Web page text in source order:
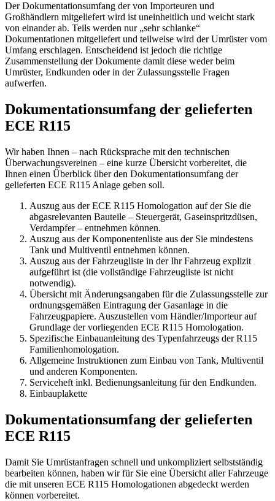
Der Dokumentationsumfang der von Importeuren und
Großhändlern mitgeliefert wird ist uneinheitlich und weicht stark
von einander ab. Teils werden nur „sehr schlanke“
Dokumentationen mitgeliefert und teilweise wird der Umrüster vom
Umfang erschlagen. Entscheidend ist jedoch die richtige
Zusammenstellung der Dokumente damit diese weder beim
Umrüster, Endkunden oder in der Zulassungsstelle Fragen
aufwerfen.
Dokumentationsumfang der gelieferten
ECE R115
Wir haben Ihnen – nach Rücksprache mit den technischen
Überwachungsvereinen – eine kurze Übersicht vorbereitet, die
Ihnen einen Überblick über den Dokumentationsumfang der
gelieferten ECE R115 Anlage geben soll.
Auszug aus der ECE R115 Homologation auf der Sie die
abgasrelevanten Bauteile – Steuergerät, Gaseinspritzdüsen,
Verdampfer – entnehmen können.
Auszug aus der Komponentenliste aus der Sie mindestens
Tank und Multiventil entnehmen können.
Auszug aus der Fahrzeugliste in der Ihr Fahrzeug explizit
aufgeführt ist (die vollständige Fahrzeugliste ist nicht
notwendig).
Übersicht mit Änderungsangaben für die Zulassungsstelle zur
ordnungsgemäßen Eintragung der Gasanlage in die
Fahrzeugpapiere. Auszustellen vom Händler/Importeur auf
Grundlage der vorliegenden ECE R115 Homologation.
Spezifische Einbauanleitung des Typenfahrzeugs der R115
Familienhomologation.
Allgemeine Instruktionen zum Einbau von Tank, Multiventil
und anderen Komponenten.
Serviceheft inkl. Bedienungsanleitung für den Endkunden.
Einbauplakette
Dokumentationsumfang der gelieferten
ECE R115
Damit Sie Umrüstanfragen schnell und unkompliziert selbstständig
bearbeiten können, haben wir für Sie eine Übersicht aller Fahrzeuge
die mit unseren ECE R115 Homologationen abgedeckt werden
können vorbereitet.